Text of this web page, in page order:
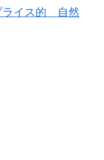
ライス的 自然